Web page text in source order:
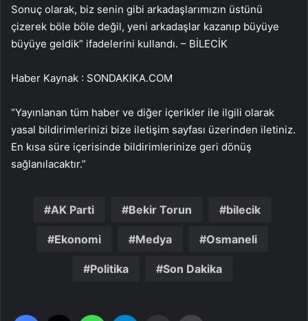
Sonuç olarak, biz senin gibi arkadaşlarımızın üstünü
çizerek böle böle değil, yeni arkadaşlar kazanıp büyüye
büyüye geldik” ifadelerini kullandı. – BİLECİK
Haber Kaynak : SONDAKIKA.COM
“Yayınlanan tüm haber ve diğer içerikler ile ilgili olarak
yasal bildirimlerinizi bize iletişim sayfası üzerinden iletiniz.
En kısa süre içerisinde bildirimlerinize geri dönüş
sağlanılacaktır.”
AK Parti Bekir Torun bilecik
Ekonomi Medya Osmaneli
Politika Son Dakika
Facebook WhatsApp Email'den paylaş